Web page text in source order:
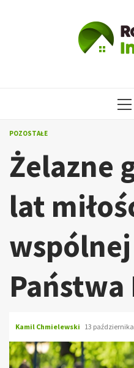
POZOSTAŁE
Żelazne
lat
Kamil Chmielewski 13